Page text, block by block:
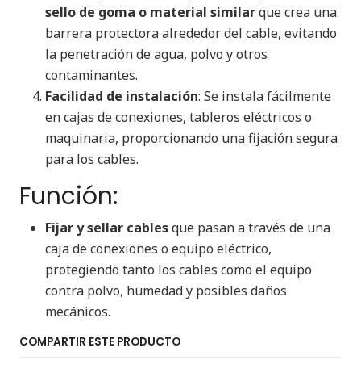
sello de goma o material similarque crea una
barrera protectora alrededor del cable, evitando
la penetración de agua, polvo y otros
contaminantes.
Facilidad de instalación: Se instala fácilmente
en cajas de conexiones, tableros eléctricos o
maquinaria, proporcionando una fijación segura
para los cables.
Función:
Fijar y sellar cablesque pasan a través de una
caja de conexiones o equipo eléctrico,
protegiendo tanto los cables como el equipo
contra polvo, humedad y posibles daños
mecánicos.
COMPARTIR ESTE PRODUCTO